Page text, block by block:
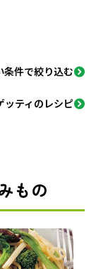
条件で絞り込む
ッティのレシピ
もの